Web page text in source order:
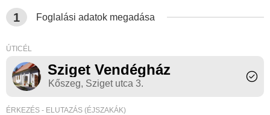
1 Foglalási adatok megadása
ÚTICÉL
Sziget Vendégház
Kőszeg, Sziget utca 3.
ÉRKEZÉS - ELUTAZÁS (ÉJSZAKÁK)